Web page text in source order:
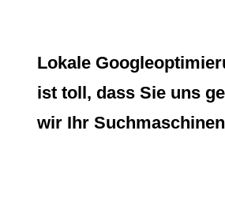
Lokale
ist toll, dass Sie uns
wir Ihr